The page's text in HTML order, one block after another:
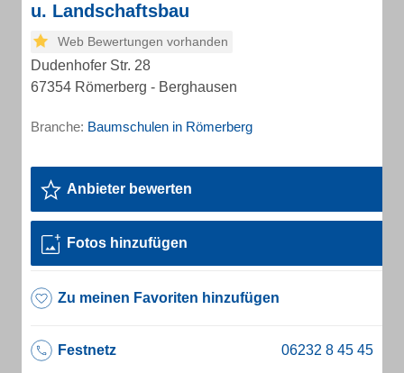
u. Landschaftsbau
Web Bewertungen vorhanden
Dudenhofer Str. 28
67354 Römerberg - Berghausen
Branche: Baumschulen in Römerberg
Anbieter bewerten
Fotos hinzufügen
Zu meinen Favoriten hinzufügen
Festnetz